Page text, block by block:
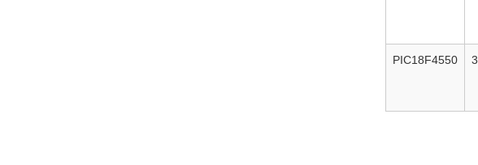
PIC18F4550